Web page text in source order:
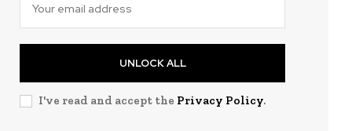
UNLOCK ALL
I've read and accept the Privacy Policy.